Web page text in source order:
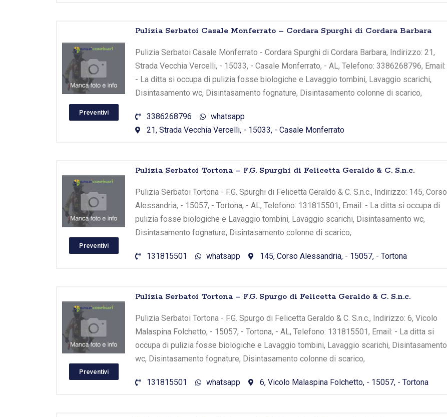
Preventivi
Pulizia Serbatoi Casale Monferrato – Cordara Spurghi di Cordara Barbara
Pulizia Serbatoi Casale Monferrato - Cordara Spurghi di Cordara Barbara, Indirizzo: 21,
Strada Vecchia Vercelli, - 15033, - Casale Monferrato, - AL, Telefono: 3386268796, Email:
- La ditta si occupa di pulizia fosse biologiche e Lavaggio tombini, Lavaggio scarichi,
Disintasamento wc, Disintasamento fognature, Disintasamento colonne di scarico,
3386268796
whatsapp
21, Strada Vecchia Vercelli, - 15033, - Casale Monferrato
Preventivi
Pulizia Serbatoi Tortona – F.G. Spurghi di Felicetta Geraldo & C. S.n.c.
Pulizia Serbatoi Tortona - F.G. Spurghi di Felicetta Geraldo & C. S.n.c., Indirizzo: 145, Corso
Alessandria, - 15057, - Tortona, - AL, Telefono: 131815501, Email: - La ditta si occupa di
pulizia fosse biologiche e Lavaggio tombini, Lavaggio scarichi, Disintasamento wc,
Disintasamento fognature, Disintasamento colonne di scarico,
131815501 whatsapp 145, Corso Alessandria, - 15057, - Tortona
Preventivi
Pulizia Serbatoi Tortona – F.G. Spurgo di Felicetta Geraldo & C. S.n.c.
Pulizia Serbatoi Tortona - F.G. Spurgo di Felicetta Geraldo & C. S.n.c., Indirizzo: 6, Vicolo
Malaspina Folchetto, - 15057, - Tortona, - AL, Telefono: 131815501, Email: - La ditta si
occupa di pulizia fosse biologiche e Lavaggio tombini, Lavaggio scarichi, Disintasamento
wc, Disintasamento fognature, Disintasamento colonne di scarico,
131815501 whatsapp 6, Vicolo Malaspina Folchetto, - 15057, - Tortona